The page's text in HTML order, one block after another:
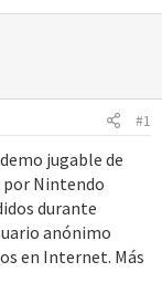
#1
jugable de
por Nintendo
durante
anónimo
en Internet. Más